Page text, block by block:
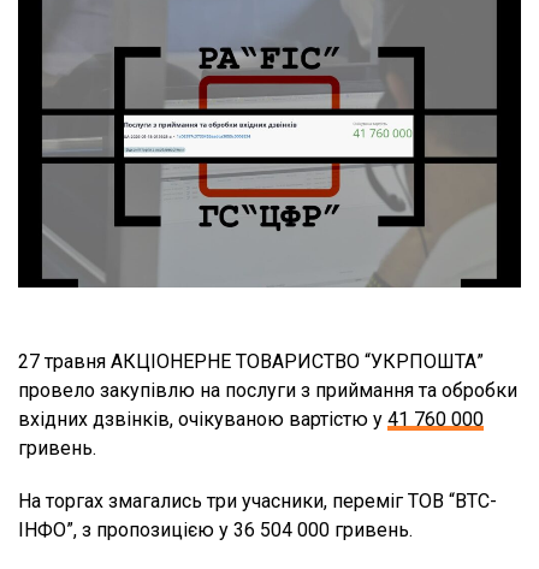
27 травня АКЦІОНЕРНЕ ТОВАРИСТВО “УКРПОШТА”
провело закупівлю на послуги з приймання та обробки
вхідних дзвінків, очікуваною вартістю у 41 760 000
гривень.
На торгах змагались три учасники, переміг ТОВ “ВТС-
ІНФО”, з пропозицією у 36 504 000 гривень.